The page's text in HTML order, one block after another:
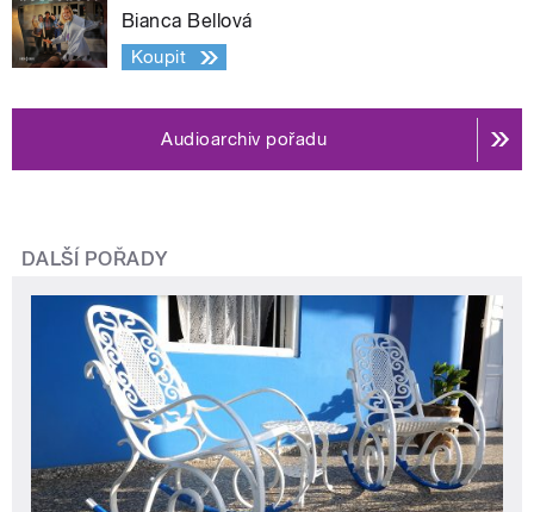
Bianca Bellová
Koupit
Audioarchiv pořadu
DALŠÍ POŘADY